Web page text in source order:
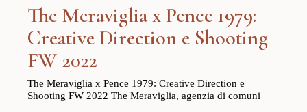
The Meraviglia x Pence 1979:
Creative Direction e Shooting
FW 2022
The Meraviglia x Pence 1979: Creative Direction e
Shooting FW 2022 The Meraviglia, agenzia di comuni